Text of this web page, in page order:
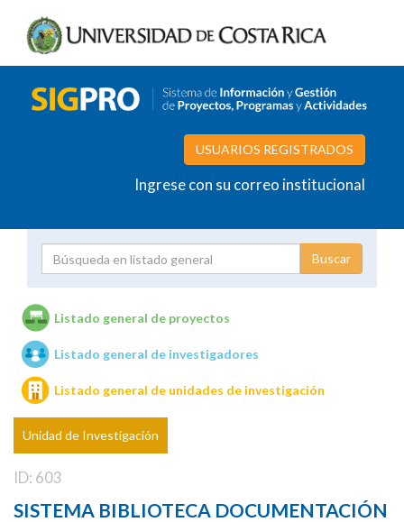
USUARIOS REGISTRADOS
Ingrese con su correo institucional
Unidades de investigación
Listado general de proyectos
Listado general de investigadores
Listado general de unidades de investigación
Unidad de Investigación
ID: 603
SISTEMA BIBLIOTECA DOCUMENTACIÓN